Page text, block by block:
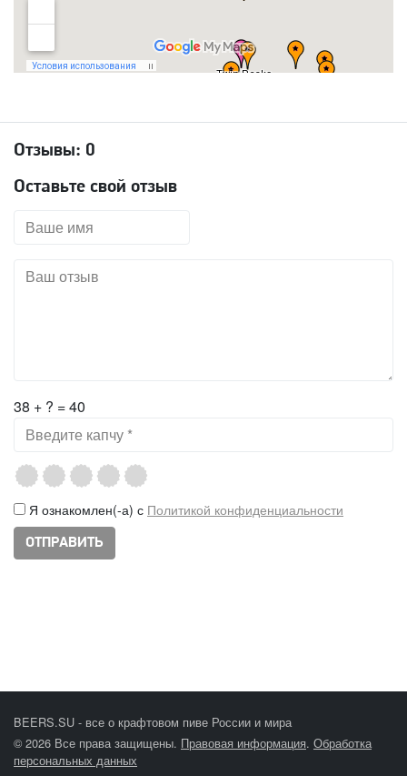
Отзывы: 0
Оставьте свой отзыв
38 + ? = 40
Я ознакомлен(-а) с Политикой конфиденциальности
BEERS.SU - все о крафтовом пиве России и мира
© 2026 Все права защищены. Правовая информация. Обработка
персональных данных